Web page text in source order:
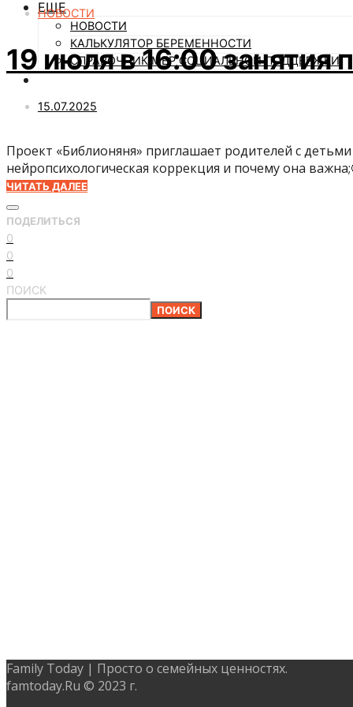
ЕЩЕ
НОВОСТИ
КАЛЬКУЛЯТОР БЕРЕМЕННОСТИ
СПРАВОЧНИК МЕР СОЦИАЛЬНОЙ ПОДДЕРЖКИ
НОВОСТИ
19 июля в 16:00 занятия
15.07.2025
Проект «Библионяня» приглашает родителей с
нейропсихологическая коррекция и почему она
ЧИТАТЬ ДАЛЕЕ
ПОДЕЛИТЬСЯ
0
0
0
ПОИСК
ПОИСК
Family Today | Просто о семейных ценностях.
famtoday.Ru © 2023 г.